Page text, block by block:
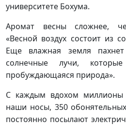
университете Бохума.
Аромат весны сложнее,
«Весной воздух состоит из
Еще влажная земля
солнечные лучи,
пробуждающаяся природа».
С каждым вдохом миллионы
наши носы, 350
постоянно посылают